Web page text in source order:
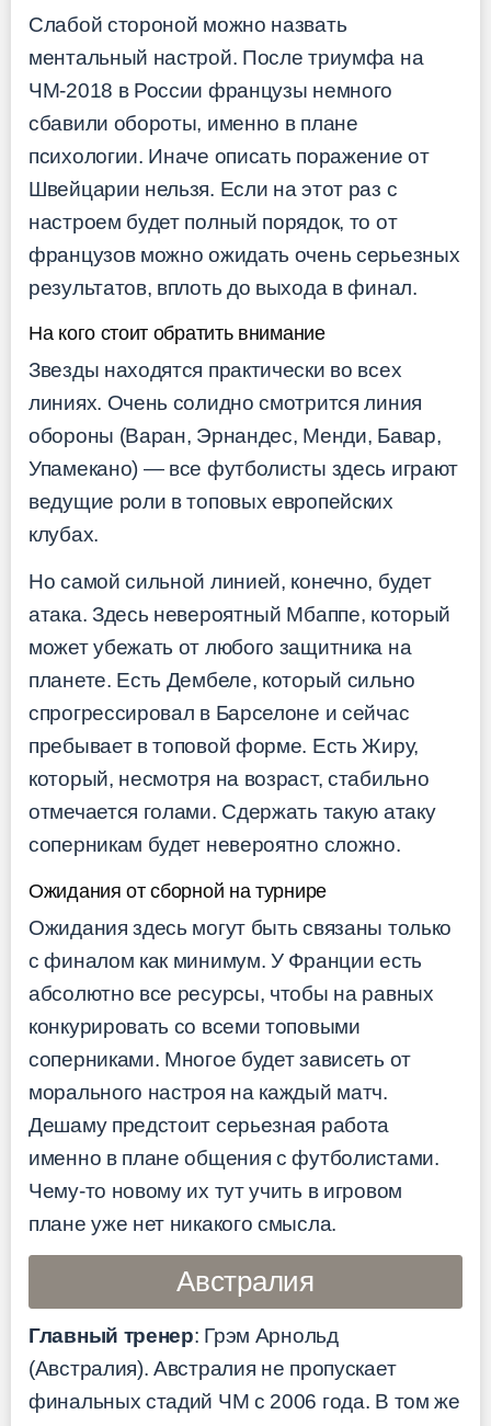
Слабой стороной можно назвать
ментальный настрой. После триумфа на
ЧМ-2018 в России французы немного
сбавили обороты, именно в плане
психологии. Иначе описать поражение от
Швейцарии нельзя. Если на этот раз с
настроем будет полный порядок, то от
французов можно ожидать очень серьезных
результатов, вплоть до выхода в финал.
На кого стоит обратить внимание
Звезды находятся практически во всех
линиях. Очень солидно смотрится линия
обороны (Варан, Эрнандес, Менди, Бавар,
Упамекано) — все футболисты здесь играют
ведущие роли в топовых европейских
клубах.
Но самой сильной линией, конечно, будет
атака. Здесь невероятный Мбаппе, который
может убежать от любого защитника на
планете. Есть Дембеле, который сильно
спрогрессировал в Барселоне и сейчас
пребывает в топовой форме. Есть Жиру,
который, несмотря на возраст, стабильно
отмечается голами. Сдержать такую атаку
соперникам будет невероятно сложно.
Ожидания от сборной на турнире
Ожидания здесь могут быть связаны только
с финалом как минимум. У Франции есть
абсолютно все ресурсы, чтобы на равных
конкурировать со всеми топовыми
соперниками. Многое будет зависеть от
морального настроя на каждый матч.
Дешаму предстоит серьезная работа
именно в плане общения с футболистами.
Чему-то новому их тут учить в игровом
плане уже нет никакого смысла.
Австралия
Главный тренер: Грэм Арнольд
(Австралия). Австралия не пропускает
финальных стадий ЧМ с 2006 года. В том же